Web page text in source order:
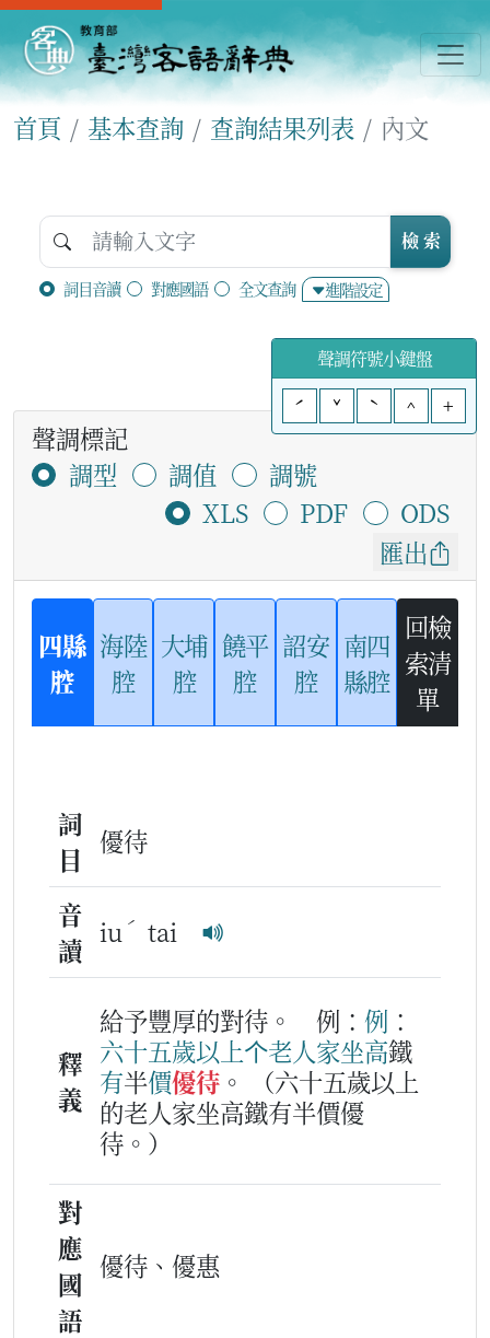
首頁 基本查詢 查詢結果列表 內文
詞目音讀 對應國語 全文查詢 進階設定
檢 索
聲調符號小鍵盤
ˊ
ˇ ˋ ^ +
聲調標記
調型
調值
調號
XLS
PDF
ODS
匯出
四縣
腔
海陸
腔
大埔
腔
饒平
腔
詔安
腔
南四
縣腔
回檢
索清
單
詞
目
優待
音
讀
iu ˊ tai
釋
義
給予豐厚的對待。 例： 例 ：
六十五歲以 上个老人家坐高鐵
有半價優待 。
（六十五歲以上
的老人家坐高鐵有半價優
待。）
對
應
國
語
優待、優惠